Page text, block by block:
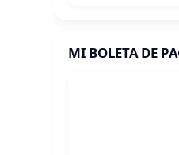
MI BOLETA DE